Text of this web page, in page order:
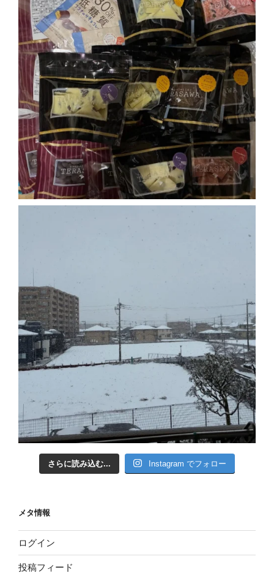
さらに読み込む... Instagram でフォロー
メタ情報
ログイン
投稿フィード